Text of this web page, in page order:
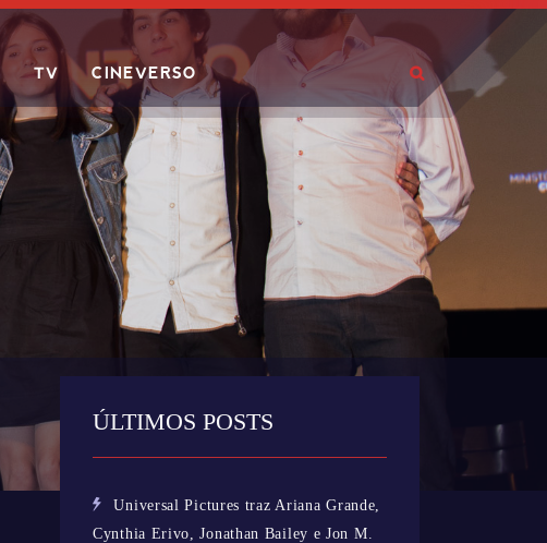
TV CINEVERSO
ÚLTIMOS POSTS
Universal Pictures traz Ariana Grande,
Cynthia Erivo, Jonathan Bailey e Jon M.